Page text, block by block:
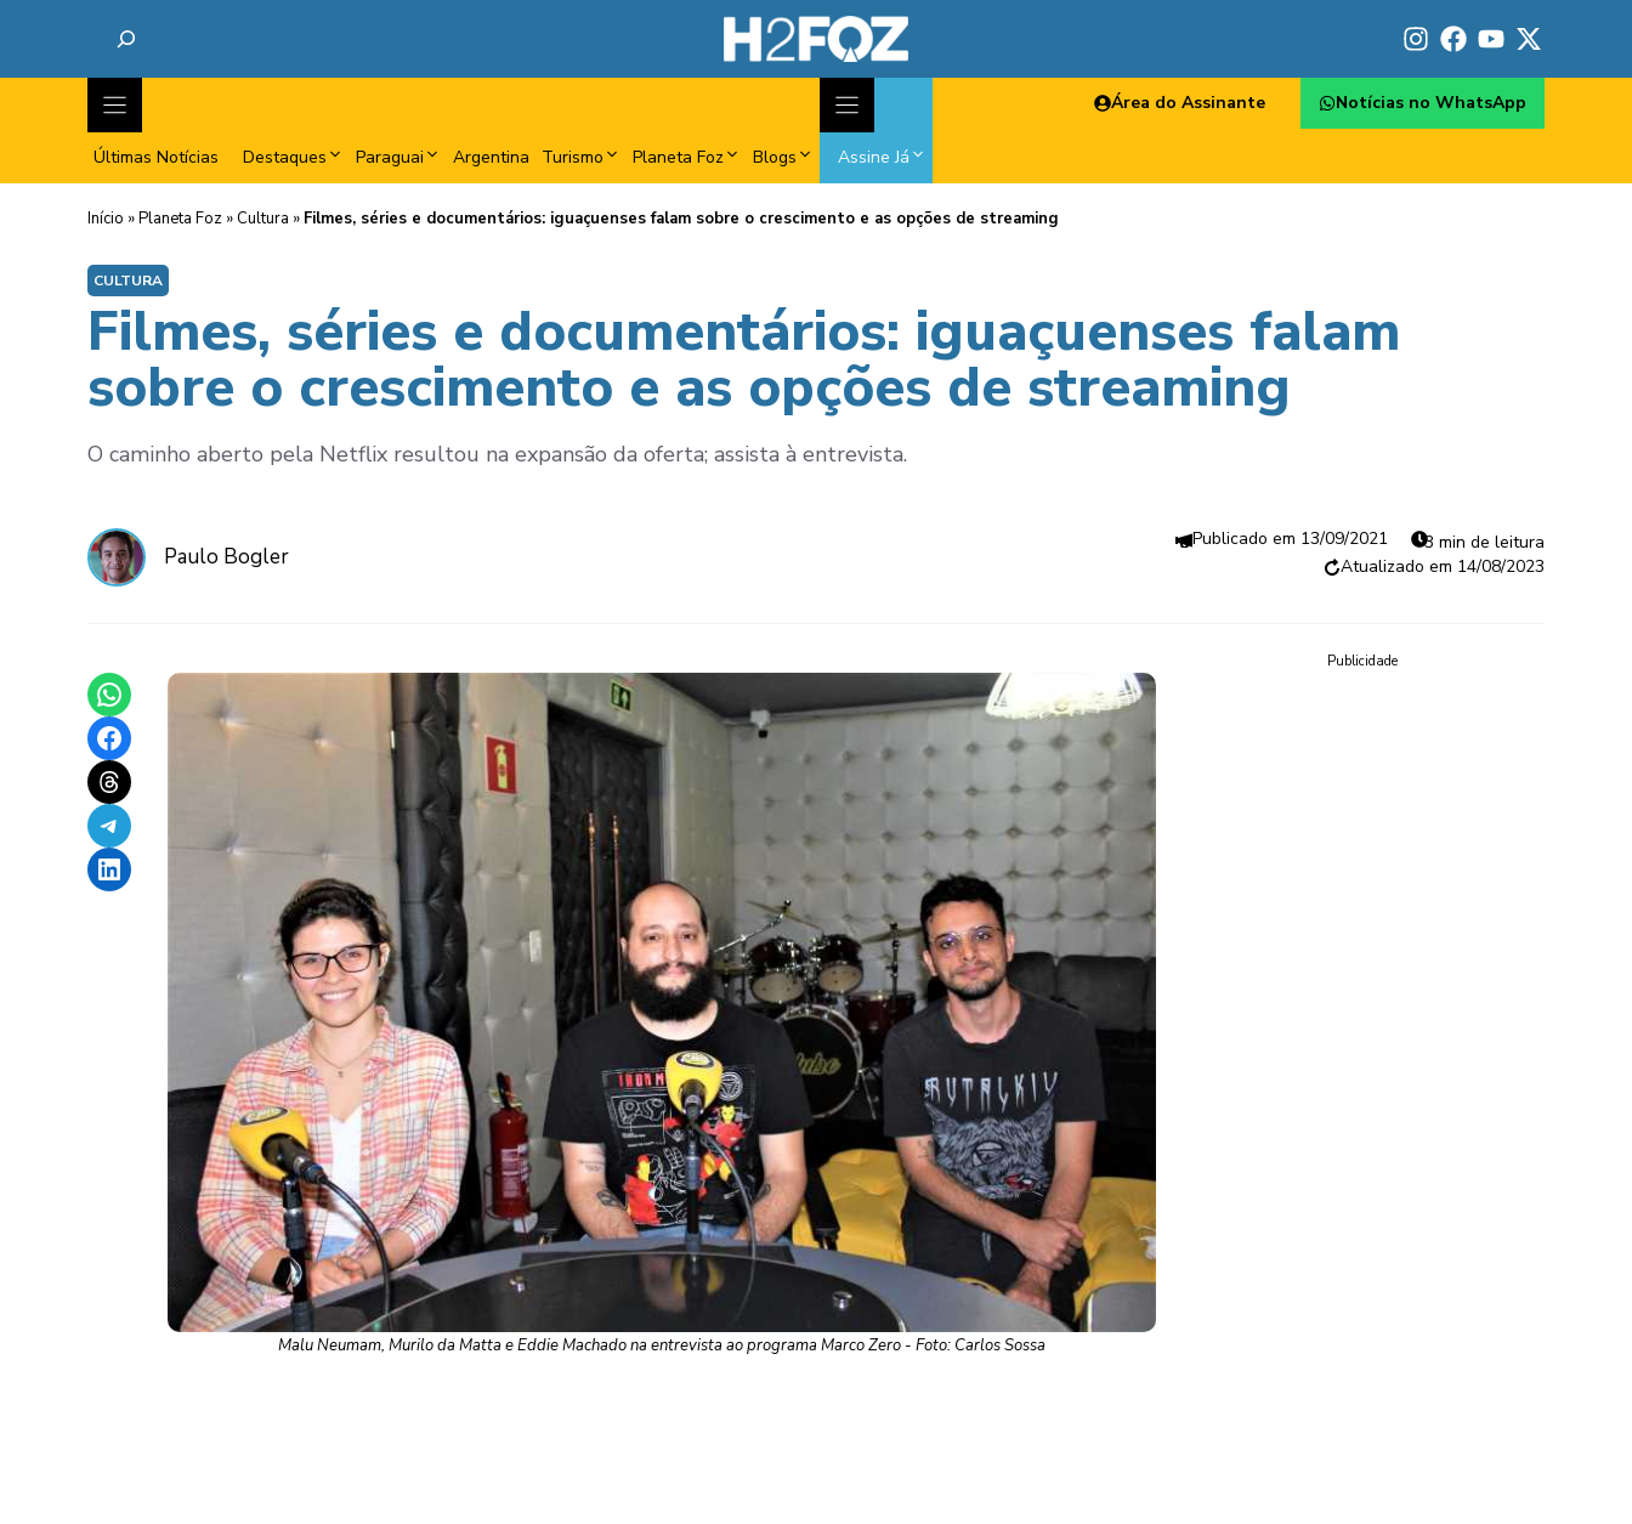
Últimas Notícias Destaques Paraguai Argentina Turismo Planeta Foz Blogs Assine Já
Área do Assinante Notícias no WhatsApp
Início »Planeta Foz » Cultura » Filmes, séries e documentários: iguaçuenses falam sobre o crescimento e as opções de streaming
CULTURA
Filmes, séries e documentários: iguaçuenses falam
sobre o crescimento e as opções de streaming
O caminho aberto pela Netflix resultou na expansão da oferta; assista à entrevista.
Paulo Bogler
13/09/2021
3 min de leitura
14/08/2023
Share on WhatsApp
Share on Facebook
Share on Threads
Share on Telegram
Share on LinkedIn
Malu Neumam, Murilo da Matta e Eddie Machado na entrevista ao programa Marco Zero - Foto: Carlos Sossa
Publicidade